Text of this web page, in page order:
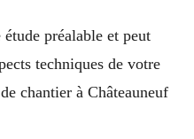
préalable et peut
techniques de votre
chantier à Châteauneuf